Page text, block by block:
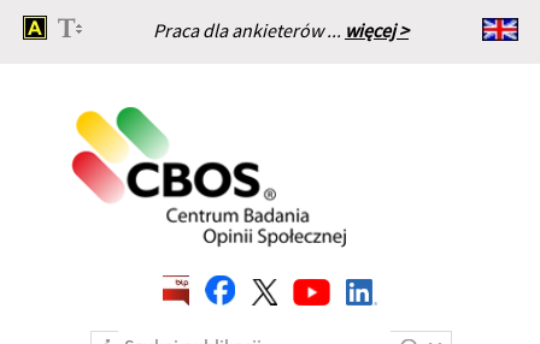
Praca dla ankieterów ... więcej >
Strona główna